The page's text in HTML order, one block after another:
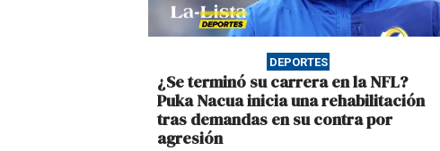
DEPORTES
¿Se terminó su carrera en la NFL?
Puka Nacua inicia una rehabilitación
tras demandas en su contra por
agresión